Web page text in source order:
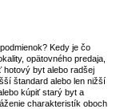
Kedy je čo
opätovného predaja,
hotový byt alebo radšej
štandard alebo len nižší
kúpiť starý byt a
charakteristík oboch